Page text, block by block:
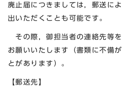
廃止届につきましては，郵送に
出いただくことも可能です。
その際，御担当者の連絡先等
お願いいたします（書類に不備
とがあります）。
【郵送先】